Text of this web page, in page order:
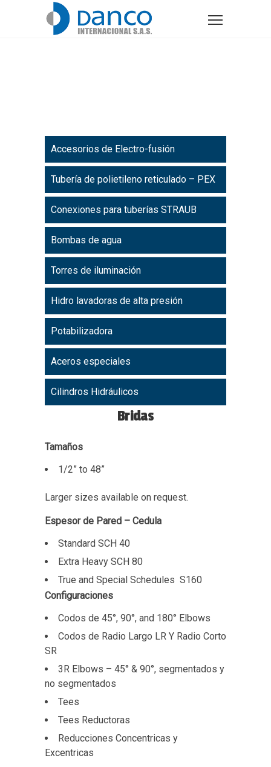
Accesorios de Electro-fusión
Tubería de polietileno reticulado – PEX
Conexiones para tuberías STRAUB
Bombas de agua
Torres de iluminación
Hidro lavadoras de alta presión
Potabilizadora
Aceros especiales
Cilindros Hidráulicos
Bridas
Tamaños
1/2” to 48”
Larger sizes available on request.
Espesor de Pared – Cedula
Standard SCH 40
Extra Heavy SCH 80
True and Special Schedules S160
Configuraciones
Codos de 45°, 90°, and 180° Elbows
Codos de Radio Largo LR Y Radio Corto
SR
3R Elbows – 45° & 90°, segmentados y
no segmentados
Tees
Tees Reductoras
Reducciones Concentricas y
Excentricas